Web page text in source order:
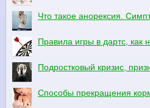
Что такое анорексия.
Правила игры в дартс, как
Подростковый кризис,
Способы прекращения